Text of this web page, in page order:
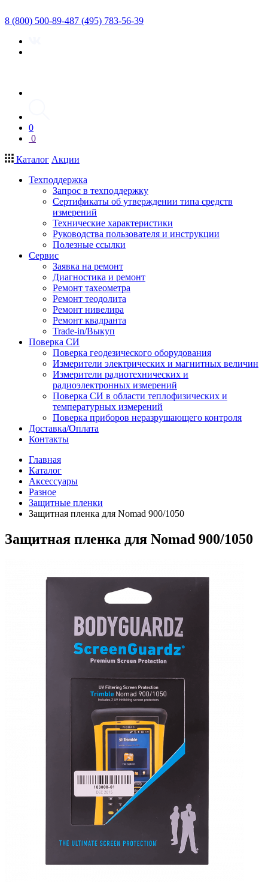
8 (800) 500-89-487 (495) 783-56-39
0
0
Каталог Акции
Техподдержка
Запрос в техподдержку
Сертификаты об утверждении типа средств
измерений
Технические характеристики
Руководства пользователя и инструкции
Полезные ссылки
Сервис
Заявка на ремонт
Диагностика и ремонт
Ремонт тахеометра
Ремонт теодолита
Ремонт нивелира
Ремонт квадранта
Trade-in/Выкуп
Поверка СИ
Поверка геодезического оборудования
Измерители электрических и магнитных величин
Измерители радиотехнических и
радиоэлектронных измерений
Поверка СИ в области теплофизических и
температурных измерений
Поверка приборов неразрушающего контроля
Доставка/Оплата
Контакты
Главная
Каталог
Аксессуары
Разное
Защитные пленки
Защитная пленка для Nomad 900/1050
Защитная пленка для Nomad 900/1050